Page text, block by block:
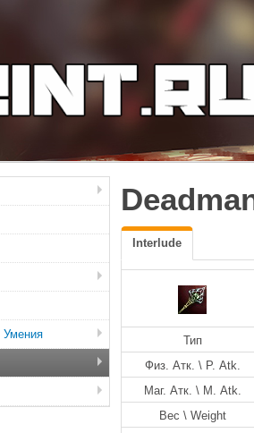
Interlude
Тип
Физ. Атк. \ P. Atk.
Маг. Атк. \ M. Atk.
Вес \ Weight